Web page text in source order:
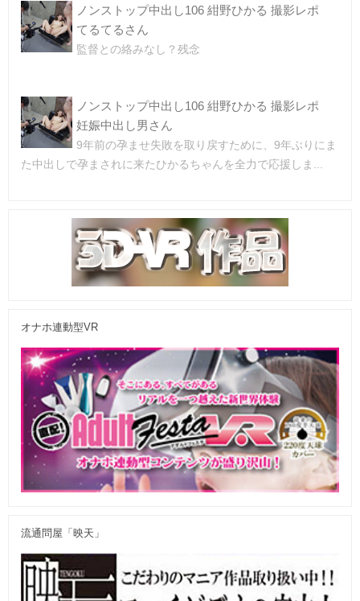
ノンストップ中出し106 紺野ひかる 撮影レポ
てるてるさん
監督との絡みなし？残念
ノンストップ中出し106 紺野ひかる 撮影レポ
妊娠中出し男さん
9年前の孕ませ失敗を取り戻すために、9年ぶりにま
た中出しで孕まされに来たひかるちゃんを全力で応援しま...
オナホ連動型VR
流通問屋「映天」